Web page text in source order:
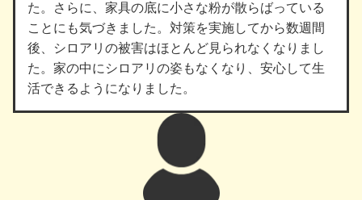
た。さらに、家具の底に小さな粉が散らばっている
ことにも気づきました。対策を実施してから数週間
後、シロアリの被害はほとんど見られなくなりまし
た。家の中にシロアリの姿もなくなり、安心して生
活できるようになりました。